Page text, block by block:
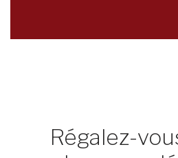
Régalez-